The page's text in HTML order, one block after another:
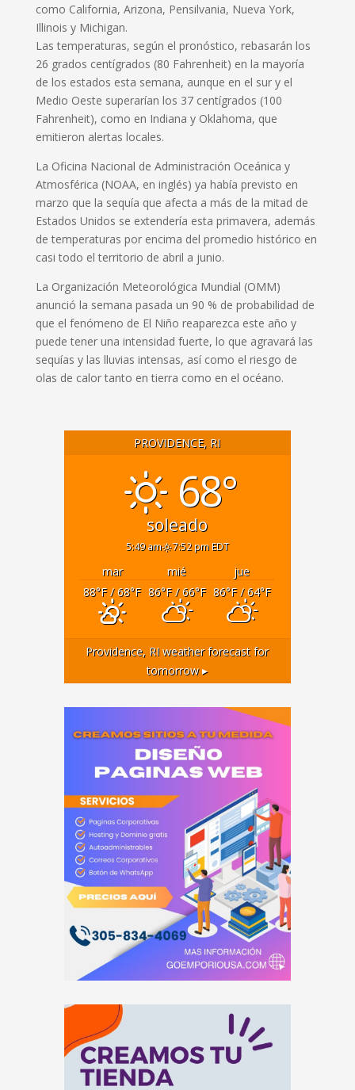
como California, Arizona, Pensilvania, Nueva York,
Illinois y Michigan.
Las temperaturas, según el pronóstico, rebasarán los
26 grados centígrados (80 Fahrenheit) en la mayoría
de los estados esta semana, aunque en el sur y el
Medio Oeste superarían los 37 centígrados (100
Fahrenheit), como en Indiana y Oklahoma, que
emitieron alertas locales.
La Oficina Nacional de Administración Oceánica y
Atmosférica (NOAA, en inglés) ya había previsto en
marzo que la sequía que afecta a más de la mitad de
Estados Unidos se extendería esta primavera, además
de temperaturas por encima del promedio histórico en
casi todo el territorio de abril a junio.
La Organización Meteorológica Mundial (OMM)
anunció la semana pasada un 90 % de probabilidad de
que el fenómeno de El Niño reaparezca este año y
puede tener una intensidad fuerte, lo que agravará las
sequías y las lluvias intensas, así como el riesgo de
olas de calor tanto en tierra como en el océano.
PROVIDENCE, RI
68°
soleado
5:49 am 7:52 pm EDT
mar mié
jue
88°F/ 68°F 86°F/ 66°F 86°F/ 64°F
Providence, RI weather forecast for
tomorrow ▸